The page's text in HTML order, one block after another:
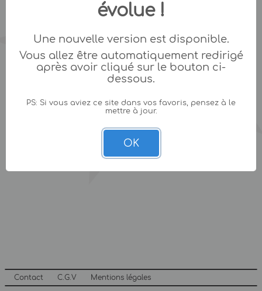
Contact C.G.V Mentions légales
évolue !
Une nouvelle version est disponible.
Vous allez être automatiquement redirigé
après avoir cliqué sur le bouton ci-
dessous.
PS: Si vous aviez ce site dans vos favoris, pensez à le
mettre à jour.
OK